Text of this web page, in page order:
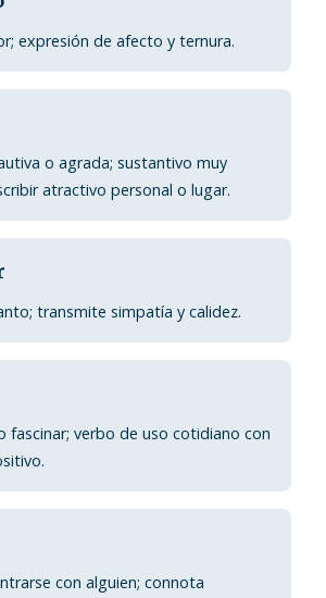
expresión de afecto y ternura.
o agrada; sustantivo muy
atractivo personal o lugar.
transmite simpatía y calidez.
fascinar; verbo de uso cotidiano con
con alguien; connota